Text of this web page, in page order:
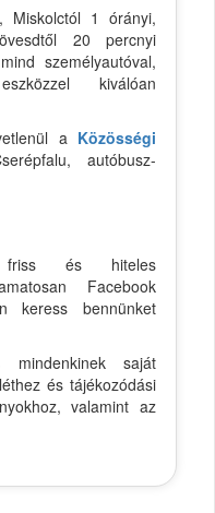
Miskolctól 1 órányi,
20 percnyi
személyautóval,
kiválóan
a Közösségi
autóbusz-
friss és hiteles
Facebook
keress bennünket
saját
és tájékozódási
valamint az